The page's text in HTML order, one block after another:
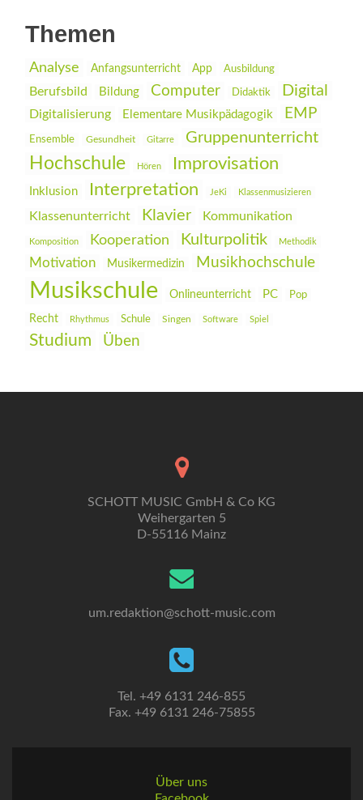
Themen
Analyse Anfangsunterricht App Ausbildung
Berufsbild Bildung Computer Didaktik Digital
Digitalisierung Elementare Musikpädagogik EMP
Ensemble Gesundheit Gitarre Gruppenunterricht
Hochschule Hören Improvisation
Inklusion Interpretation JeKi Klassenmusizieren
Klassenunterricht Klavier Kommunikation
Komposition Kooperation Kulturpolitik Methodik
Motivation Musikermedizin Musikhochschule
Musikschule Onlineunterricht PC Pop
Recht Rhythmus Schule Singen Software Spiel
Studium Üben
SCHOTT MUSIC GmbH & Co KG
Weihergarten 5
D-55116 Mainz
um.redaktion@schott-music.com
Tel. +49 6131 246-855
Fax. +49 6131 246-75855
Über uns